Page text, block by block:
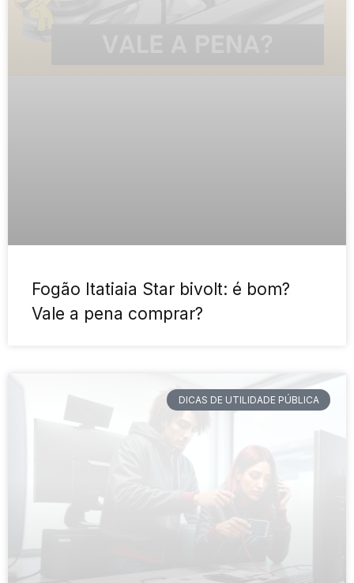
Fogão Itatiaia Star bivolt: é bom?
Vale a pena comprar?
DICAS DE UTILIDADE PÚBLICA